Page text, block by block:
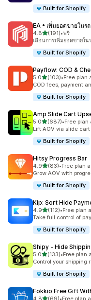
Built for Shopify
EA • เพิ่มยอดขายในร
4.8เต็ม 5 ดาว
(191)
ทั้งหมด 191 รีวิว
•ฟรี
เลื่อนการเพิ่มยอดขายใ
Built for Shopify
Payflow: COD &
5.0เต็ม 5 ดาว
(103)
ทั้งหมด 103 รีวิว
•Free plan
COD fees, payment
Built for Shopify
Amp Slide Cart
5.0เต็ม 5 ดาว
(687)
ทั้งหมด 687 รีวิว
•Free plan
Lift AOV via slide
Built for Shopify
Hitsy Progress Bar
4.9เต็ม 5 ดาว
(83)
ทั้งหมด 83 รีวิว
•Free plan
Grow AOV with
Built for Shopify
Kip: Sort Hide
4.9เต็ม 5 ดาว
(112)
ทั้งหมด 112 รีวิว
•Free plan
Take full control of
Built for Shopify
Shipy ‑ Hide
5.0เต็ม 5 ดาว
(133)
ทั้งหมด 133 รีวิว
•Free plan
Control your
Built for Shopify
Fokkio Free Gift
4.8เต็ม 5 ดาว
(69)•Free plan